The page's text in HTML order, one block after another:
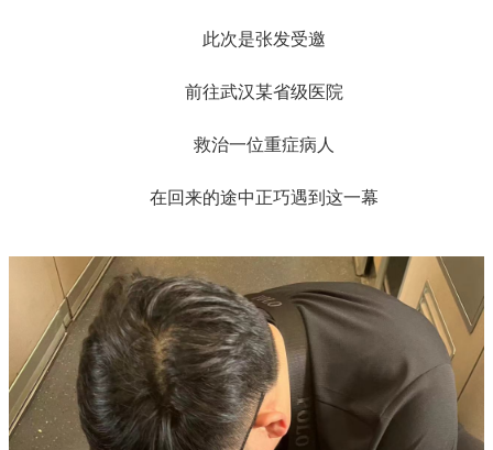
此次是张发受邀
前往武汉某省级医院
救治一位重症病人
在回来的途中正巧遇到这一幕